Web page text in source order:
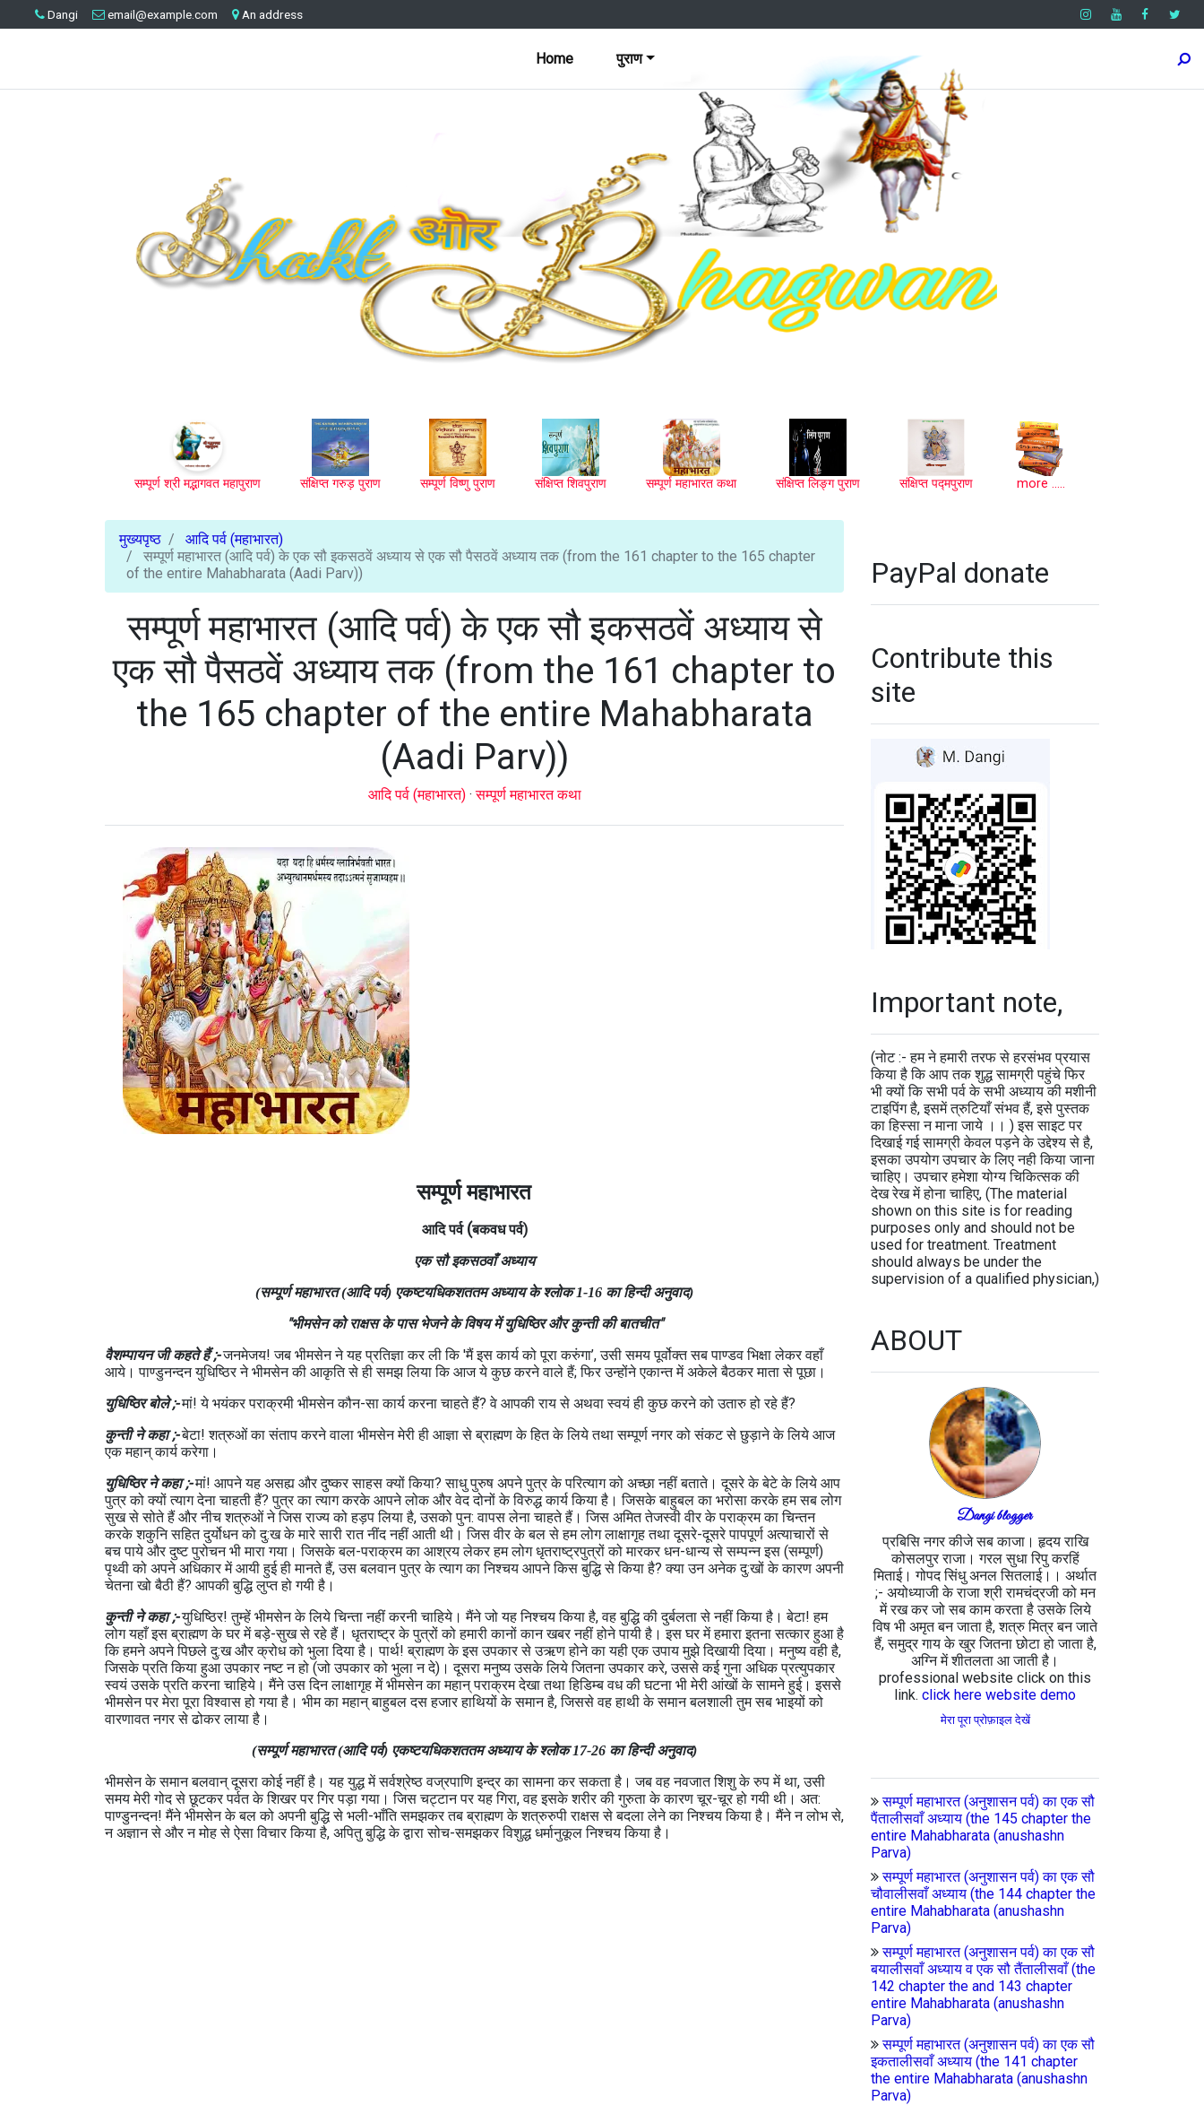
Dangi email@example.com An address
Home पुराण
सम्पूर्ण श्री मद्भागवत महापुराण संक्षिप्त गरुड़ पुराण सम्पूर्ण विष्णु पुराण संक्षिप्त शिवपुराण सम्पूर्ण महाभारत कथा संक्षिप्त लिङ्ग पुराण संक्षिप्त पद्मपुराण more .....
मुख्यपृष्ठ
आदि पर्व (महाभारत)
सम्पूर्ण महाभारत (आदि पर्व) के एक सौ इकसठवें अध्याय से एक सौ पैसठवें अध्याय तक (from the 161 chapter to the 165 chapter
of the entire Mahabharata (Aadi Parv))
सम्पूर्ण महाभारत (आदि पर्व) के एक सौ इकसठवें अध्याय से
एक सौ पैसठवें अध्याय तक (from the 161 chapter to
the 165 chapter of the entire Mahabharata
(Aadi Parv))
आदि पर्व (महाभारत) ·सम्पूर्ण महाभारत कथा
सम्पूर्ण महाभारत
आदि पर्व (बकवध पर्व)
एक सौ इकसठवाँअध्याय
(सम्पूर्ण महाभारत (आदि पर्व) एकष्‍टयधिकशततम अध्‍याय के श्लोक 1-16 का हिन्दी अनुवाद)
"भीमसेन को राक्षस के पास भेजने के विषय में युधिष्ठिर और कुन्‍ती की बातचीत"
वैशम्‍पायन जी कहते हैं ;-जनमेजय! जब भीमसेन ने यह प्रतिज्ञा कर ली कि 'मैं इस कार्य को पूरा करुंगा’, उसी समय पूर्वोक्‍त सब पाण्‍डव भिक्षा लेकर वहाँ
आये। पाण्‍डुनन्‍दन युधिष्ठिर ने भीमसेन की आकृति से ही समझ लिया कि आज ये कुछ करने वाले हैं; फिर उन्‍होंने एकान्‍त में अकेले बैठकर माता से पूछा।
युधिष्ठिर बोले ;-मां! ये भयंकर पराक्रमी भीमसेन कौन-सा कार्य करना चाहते हैं? वे आपकी राय से अथवा स्‍वयं ही कुछ करने को उतारु हो रहे हैं?
कुन्‍ती ने कहा ;-बेटा! शत्रुओं का संताप करने वाला भीमसेन मेरी ही आज्ञा से ब्राह्मण के हित के लिये तथा सम्‍पूर्ण नगर को संकट से छुड़ाने के लिये आज
एक महान् कार्य करेगा।
युधिष्ठिर ने कहा ;-मां! आपने यह असह्य और दुष्‍कर साहस क्‍यों किया? साधु पुरुष अपने पुत्र के परित्‍याग को अच्‍छा नहीं बताते। दूसरे के बेटे के लिये आप
पुत्र को क्‍यों त्‍याग देना चा‍हती हैं? पुत्र का त्‍याग करके आपने लोक और वेद दोनों के विरुद्ध कार्य किया है। जिसके बाहुबल का भरोसा करके हम सब लोग
सुख से सोते हैं और नीच शत्रुओं ने जिस राज्‍य को हड़प लिया है, उसको पुन: वापस लेना चाहते हैं। जिस अमित तेजस्‍वी वीर के पराक्रम का चिन्‍तन
करके शकुनि सहित दुर्योधन को दु:ख के मारे सारी रात नींद नहीं आती थी। जिस वीर के बल से हम लोग लाक्षागृह तथा दूसरे-दूसरे पापपूर्ण अत्‍याचारों से
बच पाये और दुष्‍ट पुरोचन भी मारा गया। जिसके बल-पराक्रम का आश्रय लेकर हम लोग धृतराष्ट्रपुत्रों को मारकर धन-धान्‍य से सम्‍पन्‍न इस (सम्‍पूर्ण)
पृथ्‍वी को अपने अधिकार में आयी हुई ही मानते हैं, उस बलवान पुत्र के त्‍याग का निश्‍चय आपने किस बुद्धि से किया है? क्‍या उन अनेक दु:खों के कारण अपनी
चेतना खो बैठी हैं? आपकी बुद्धि लुप्‍त हो गयी है।
कुन्‍ती ने कहा ;-युधिष्ठिर! तुम्‍हें भीमसेन के लिये चिन्‍ता नहीं करनी चाहिये। मैंने जो यह निश्‍चय किया है, वह बुद्धि की दुर्बलता से नहीं किया है। बेटा! हम
लोग यहाँ इस ब्राह्मण के घर में बड़े-सुख से रहे हैं। धृतराष्ट्र के पुत्रों को हमारी कानों कान खबर नहीं होने पायी है। इस घर में हमारा इतना सत्‍कार हुआ है
कि हमने अपने पिछले दु:ख और क्रोध को भुला दिया है। पार्थ! ब्राह्मण के इस उपकार से उऋण होने का यही एक उपाय मुझे दिखायी दिया। मनुष्‍य वही है,
जिसके प्रति किया हुआ उपकार नष्‍ट न हो (जो उपकार को भुला न दे)। दूसरा मनुष्‍य उसके लिये जितना उपकार करे, उससे कई गुना अधिक प्रत्‍युपकार
स्‍वयं उसके प्रति करना चाहिये। मैंने उस दिन लाक्षागृह में भीमसेन का महान् पराक्रम देखा तथा हिडिम्ब वध की घटना भी मेरी आंखों के सामने हुई। इससे
भीमसेन पर मेरा पूरा विश्‍वास हो गया है। भीम का महान् बाहुबल दस हजार हाथि‍यों के समान है, जिससे वह हाथी के समान बलशाली तुम सब भाइयों को
वारणावत नगर से ढोकर लाया है।
(सम्पूर्ण महाभारत (आदि पर्व) एकष्‍टयधिकशततम अध्‍याय के श्लोक 17-26 का हिन्दी अनुवाद)
भीमसेन के समान बलवान् दूसरा कोई नहीं है। यह युद्ध में सर्वश्रेष्ठ वज्रपाणि इन्द्र का सामना कर सकता है। जब वह नवजात शिशु के रुप में था, उसी
समय मेरी गोद से छूटकर पर्वत के शिखर पर गिर पड़ा गया। जिस चट्टान पर यह गिरा, वह इसके शरीर की गुरुता के कारण चूर-चूर हो गयी थी। अत:
पाण्‍डुनन्‍दन! मैंने भीमसेन के बल को अपनी बुद्धि से भली-भाँति समझकर तब ब्राह्मण के शत्रुरुपी राक्षस से बदला लेने का निश्‍चय किया है। मैंने न लोभ से,
न अज्ञान से और न मोह से ऐसा विचार किया है, अपितु बुद्धि के द्वारा सोच-समझकर विशुद्ध धर्मानुकूल निश्‍चय किया है।
PayPal donate
Contribute this
site
Important note,
(नोट :- हम ने हमारी तरफ से हरसंभव प्रयास
किया है कि आप तक शुद्ध सामग्री पहुंचे फिर
भी क्यों कि सभी पर्व के सभी अध्याय की मशीनी
टाइपिंग है, इसमें त्रुटियाँ संभव हैं, इसे पुस्तक
का हिस्सा न माना जाये ।। ) इस साइट पर
दिखाई गई सामग्री केवल पड़ने के उद्देश्य से है,
इसका उपयोग उपचार के लिए नही किया जाना
चाहिए। उपचार हमेशा योग्य चिकित्सक की
देख रेख में होना चाहिए, (The material
shown on this site is for reading
purposes only and should not be
used for treatment. Treatment
should always be under the
supervision of a qualified physician,)
ABOUT
Dangi blogger
प्रबिसि नगर कीजे सब काजा। हृदय राखि
कोसलपुर राजा। गरल सुधा रिपु करहिं
मिताई। गोपद सिंधु अनल सितलाई।। अर्थात
;- अयोध्याजी के राजा श्री रामचंद्रजी को मन
में रख कर जो सब काम करता है उसके लिये
विष भी अमृत बन जाता है, शत्रु मित्र बन जाते
हैं, समुद्र गाय के खुर जितना छोटा हो जाता है,
अग्नि में शीतलता आ जाती है।
professional website click on this
link. click here website demo
मेरा पूरा प्रोफ़ाइल देखें
सम्पूर्ण महाभारत (अनुशासन पर्व) का एक सौ
पैंतालीसवाँ अध्याय (the 145 chapter the
entire Mahabharata (anushashn
Parva)
सम्पूर्ण महाभारत (अनुशासन पर्व) का एक सौ
चौवालीसवाँ अध्याय (the 144 chapter the
entire Mahabharata (anushashn
Parva)
सम्पूर्ण महाभारत (अनुशासन पर्व) का एक सौ
बयालीसवाँ अध्याय व एक सौ तैंतालीसवाँ (the
142 chapter the and 143 chapter
entire Mahabharata (anushashn
Parva)
सम्पूर्ण महाभारत (अनुशासन पर्व) का एक सौ
इकतालीसवाँ अध्याय (the 141 chapter
the entire Mahabharata (anushashn
Parva)